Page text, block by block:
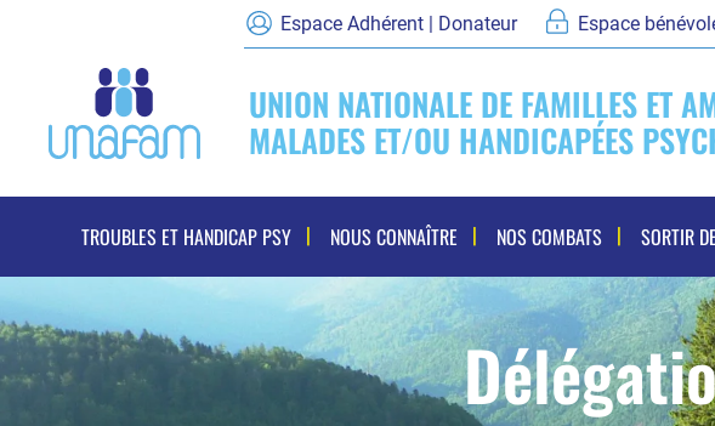
Espace Adhérent | Donateur Espace
UNION NATIONALE DE FAMILLES ET
MALADES ET/OU HANDICAPÉES
Navigation
principale
TROUBLES ET HANDICAP PSY NOUS CONNAÎTRE NOS COMBATS SORTIR